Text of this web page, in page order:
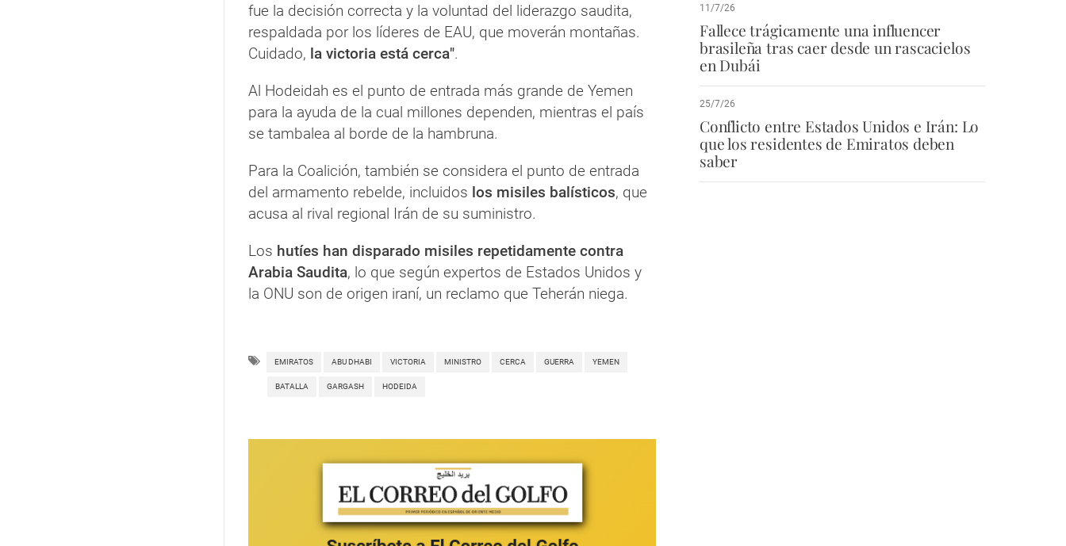
fue la decisión correcta y la voluntad del liderazgo saudita,
respaldada por los líderes de EAU, que moverán montañas.
Cuidado, la victoria está cerca".
Al Hodeidah es el punto de entrada más grande de Yemen
para la ayuda de la cual millones dependen, mientras el país
se tambalea al borde de la hambruna.
Para la Coalición, también se considera el punto de entrada
del armamento rebelde, incluidos los misiles balísticos, que
acusa al rival regional Irán de su suministro.
Los hutíes han disparado misiles repetidamente contra
Arabia Saudita, lo que según expertos de Estados Unidos y
la ONU son de origen iraní, un reclamo que Teherán niega.
EMIRATOS ABU DHABI VICTORIA MINISTRO CERCA GUERRA YEMEN
BATALLA GARGASH HODEIDA
11/7/26
Fallece trágicamente una influencer
brasileña tras caer desde un rascacielos
en Dubái
25/7/26
Conflicto entre Estados Unidos e Irán: Lo
que los residentes de Emiratos deben
saber